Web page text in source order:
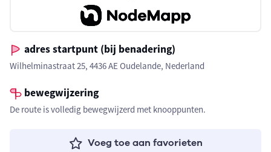
adres startpunt (bij benadering)
Wilhelminastraat 25, 4436 AE Oudelande, Nederland
bewegwijzering
De route is volledig bewegwijzerd met knooppunten.
Voeg toe aan favorieten